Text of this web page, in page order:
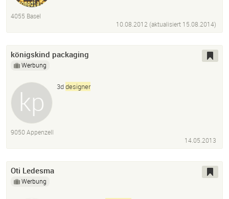
4055 Basel
10.08.2012 (aktualisiert 15.08.2014)
königskind packaging
Werbung
3ddesigner
9050 Appenzell
14.05.2013
Oti Ledesma
Werbung